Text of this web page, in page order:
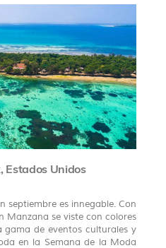
Estados Unidos
septiembre es innegable. Con
Manzana se viste con colores
de eventos culturales y
en la Semana de la Moda